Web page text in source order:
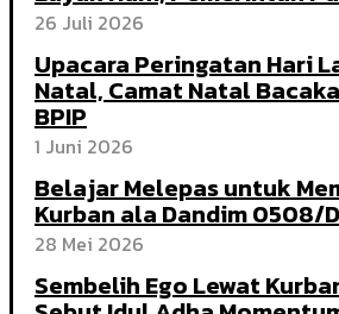
26 Juli 2026
Upacara Peringatan Hari
Natal, Camat Natal
BPIP
1 Juni 2026
Belajar Melepas untuk
Kurban ala Dandim 0508/
28 Mei 2026
Sembelih Ego Lewat